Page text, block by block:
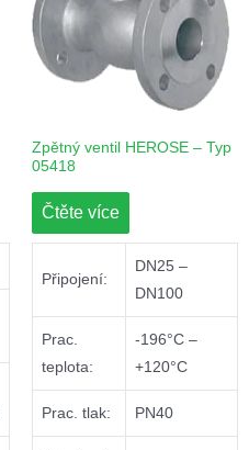
Zpětný ventil HEROSE – Typ
05418
Čtěte více
Připojení:
DN25 –
DN100
Prac.
teplota:
-196°C –
+120°C
Prac. tlak: PN40